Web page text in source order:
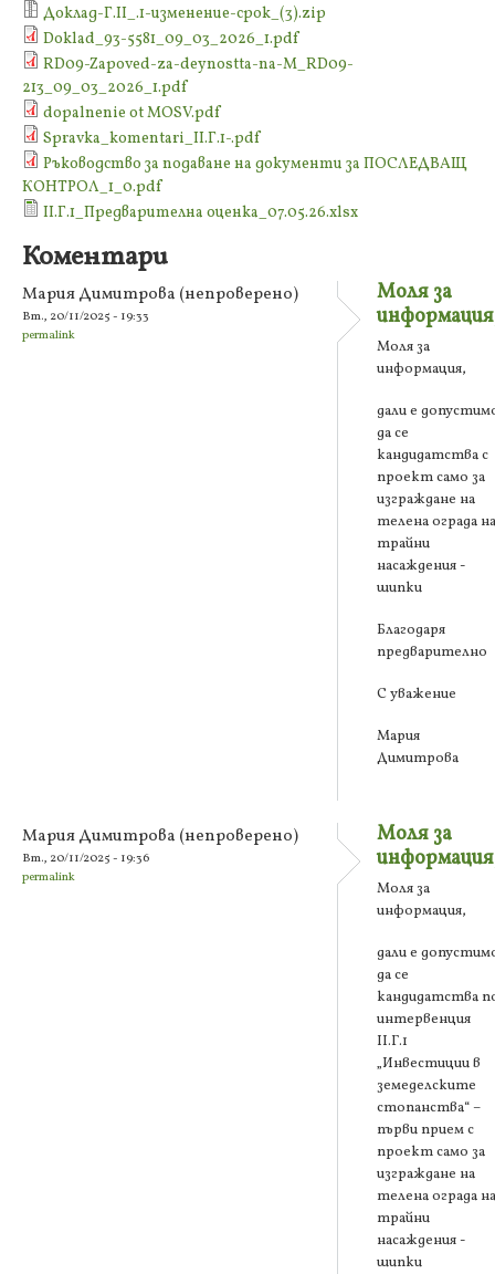
Доклад-Г.II_.1-изменение-срок_(3).zip
Doklad_93-5581_09_03_2026_1.pdf
RD09-Zapoved-za-deynostta-na-M_RD09-
213_09_03_2026_1.pdf
dopalnenie ot MOSV.pdf
Spravka_komentari_II.Г.1-.pdf
Ръководство за подаване на документи за ПОСЛЕДВАЩ
КОНТРОЛ_1_0.pdf
II.Г.1_Предварителна оценка_07.05.26.xlsx
Коментари
Мария Димитрова (непроверено)
Вт., 20/11/2025 - 19:33
permalink
Моля за
Моля за
информация,
дали е
да се
кандидатства с
проект само за
изграждане на
телена ограда на
трайни
насаждения -
шипки
Благодаря
предварително
С уважение
Мария
Димитрова
Мария Димитрова (непроверено)
Вт., 20/11/2025 - 19:36
permalink
Моля за
Моля за
информация,
дали е
да се
кандидатства
интервенция
ІІ.Г.1
„Инвестиции в
земеделските
стопанства“ –
първи прием с
проект само за
изграждане на
телена ограда на
трайни
насаждения -
шипки